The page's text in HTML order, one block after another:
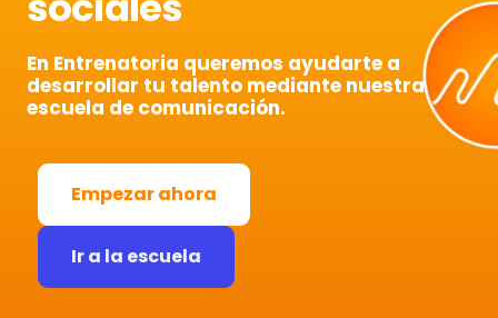
En Entrenatoria queremos ayudarte a
desarrollar tu talento mediante nuestra
escuela de comunicación.
Empezar ahora
Ir a la escuela